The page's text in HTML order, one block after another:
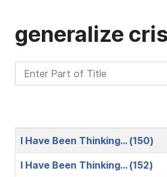
generalize
Enter Part of Title
Title
I Have Been Thinking… (150)
I Have Been Thinking… (152)